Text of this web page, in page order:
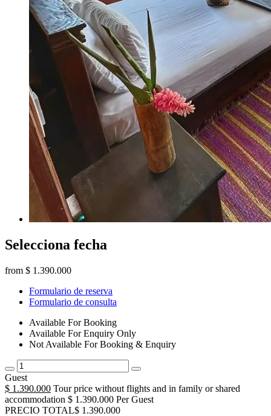
Selecciona fecha
from $ 1.390.000
Formulario de reserva
Formulario de consulta
Available For Booking
Available For Enquiry Only
Not Available For Booking & Enquiry
Guest
$ 1.390.000 Tour price without flights and in family or shared
accommodation $ 1.390.000 Per Guest
PRECIO TOTAL$ 1.390.000